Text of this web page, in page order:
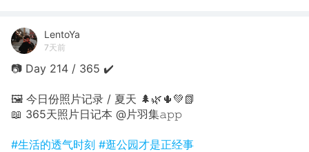
LentoYa
7天前
📷 Day 214 / 365 ✔️
🖼 今日份照片记录 / 夏天 🌲🌿🌵💚📗
📖 365天照片日记本 @片羽集𝚊𝚙𝚙
#生活的透气时刻 #逛公园才是正经事